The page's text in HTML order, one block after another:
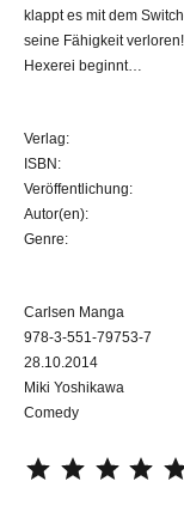
klappt es mit dem
seine Fähigkeit
Hexerei beginnt…
Verlag:
ISBN:
Veröffentlichung:
Autor(en):
Genre:
Carlsen Manga
978-3-551-79753-7
28.10.2014
Miki Yoshikawa
Comedy